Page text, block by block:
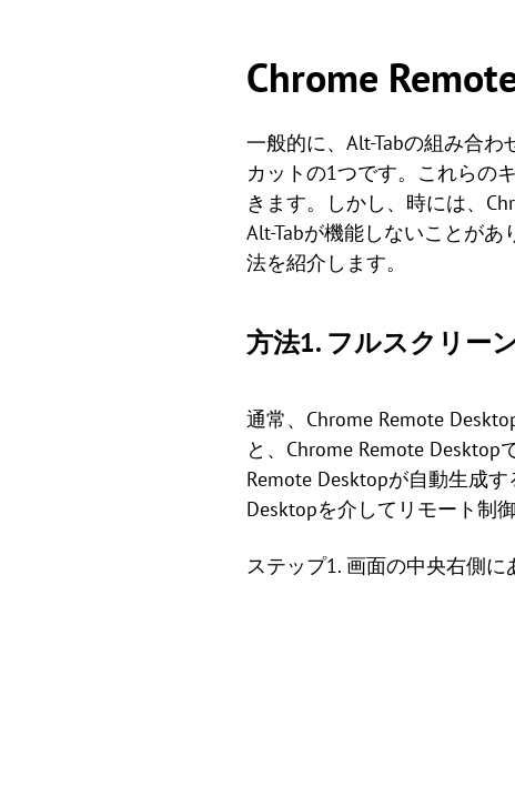
Chrome
一般的に、Alt-Tabの組み合
カットの1つです。これらの
きます。しかし、時には、
Alt-Tabが機能しないことがあ
法を紹介します。
方法1. フルスクリー
通常、Chrome Remote
と、Chrome Remote
Remote Desktopが自動生成
Desktopを介してリモート制
ステップ1. 画面の中央右側に